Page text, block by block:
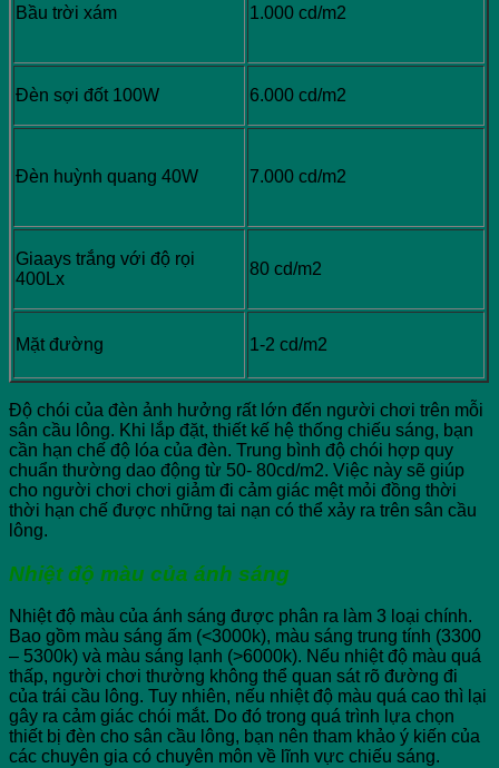
Bầu trời xám 1.000 cd/m2
Đèn sợi đốt 100W 6.000 cd/m2
Đèn huỳnh quang 40W 7.000 cd/m2
Giaays trắng với độ rọi
400Lx
80 cd/m2
Mặt đường 1-2 cd/m2
Độ chói của đèn ảnh hưởng rất lớn đến người chơi trên mỗi
sân cầu lông. Khi lắp đặt, thiết kế hệ thống chiếu sáng, bạn
cần hạn chế độ lóa của đèn. Trung bình độ chói hợp quy
chuẩn thường dao động từ 50- 80cd/m2. Việc này sẽ giúp
cho người chơi chơi giảm đi cảm giác mệt mỏi đồng thời
thời hạn chế được những tai nạn có thể xảy ra trên sân cầu
lông.
Nhiệt độ màu của ánh sáng
Nhiệt độ màu của ánh sáng được phân ra làm 3 loại chính.
Bao gồm màu sáng ấm (<3000k), màu sáng trung tính (3300
– 5300k) và màu sáng lạnh (>6000k). Nếu nhiệt độ màu quá
thấp, người chơi thường không thể quan sát rõ đường đi
của trái cầu lông. Tuy nhiên, nếu nhiệt độ màu quá cao thì lại
gây ra cảm giác chói mắt. Do đó trong quá trình lựa chọn
thiết bị đèn cho sân cầu lông, bạn nên tham khảo ý kiến của
các chuyên gia có chuyên môn về lĩnh vực chiếu sáng.